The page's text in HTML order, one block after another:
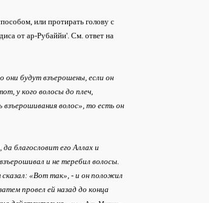
или протирать голову с
от ар-Рубаййи'. См. ответ на
они будут взъерошены, если он
у кого волосы до плеч,
волос», то есть он
благословит его Аллах и
и не теребил волосы.
«Вот так», - и он положил
провел ей назад до конца